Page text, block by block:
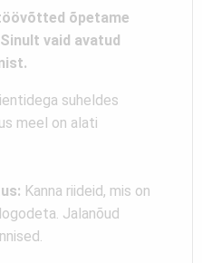
õpetame
vaid avatud
suheldes
meel on alati
Kanna riideid, mis on
Jalanõud